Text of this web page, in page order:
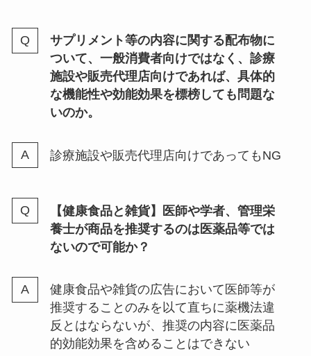
サプリメント等の内容に関する配布物に
ついて、一般消費者向けではなく、診療
施設や販売代理店向けであれば、具体的
な機能性や効能効果を標榜しても問題な
いのか。
診療施設や販売代理店向けであってもNG
【健康食品と雑貨】医師や学者、管理栄
養士が商品を推奨するのは医薬品等では
ないので可能か？
健康食品や雑貨の広告において医師等が
推奨することのみを以て直ちに薬機法違
反とはならないが、推奨の内容に医薬品
的効能効果を含めることはできない